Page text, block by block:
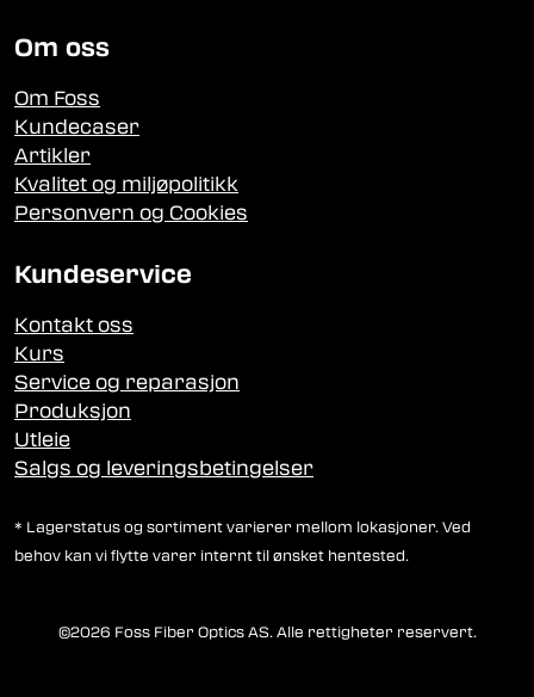
Om oss
Om Foss
Kundecaser
Artikler
Kvalitet og miljøpolitikk
Personvern og Cookies
Kundeservice
Kontakt oss
Kurs
Service og reparasjon
Produksjon
Utleie
Salgs og leveringsbetingelser
* Lagerstatus og sortiment varierer mellom lokasjoner. Ved
behov kan vi flytte varer internt til ønsket hentested.
©2026 Foss Fiber Optics AS. Alle rettigheter reservert.